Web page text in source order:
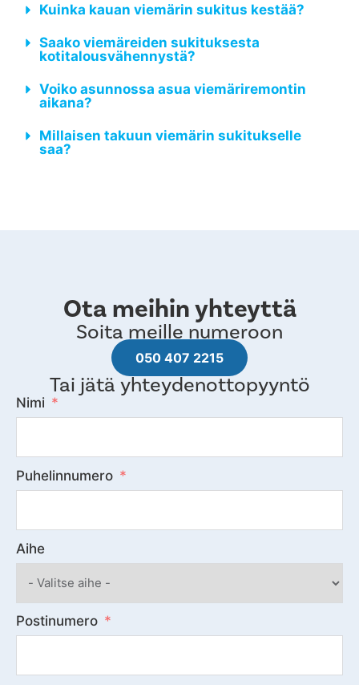
Kuinka kauan viemärin sukitus kestää?
Saako viemäreiden sukituksesta
kotitalousvähennystä?
Voiko asunnossa asua viemäriremontin
aikana?
Millaisen takuun viemärin sukitukselle
saa?
Ota meihin yhteyttä
Soita meille numeroon
050 407 2215
Tai jätä yhteydenottopyyntö
Nimi
Puhelinnumero
Aihe
Postinumero